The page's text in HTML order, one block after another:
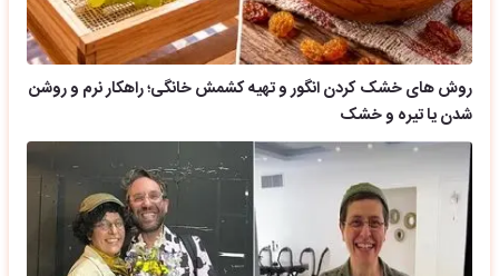
روش های خشک کردن انگور و تهیه کشمش خانگی؛ راهکار نرم و روشن
شدن یا تیره و خشک